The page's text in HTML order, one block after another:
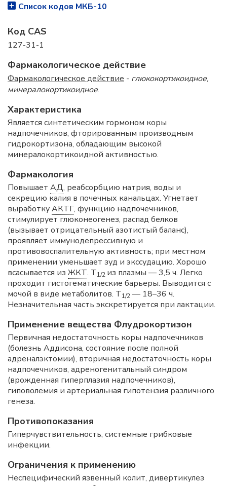
Список кодов МКБ-10
Код CAS
127-31-1
Фармакологическое действие
Фармакологическое действие - глюкокортикоидное,
минералокортикоидное.
Характеристика
Является синтетическим гормоном коры
надпочечников, фторированным производным
гидрокортизона, обладающим высокой
минералокортикоидной активностью.
Фармакология
Повышает АД, реабсорбцию натрия, воды и
секрецию калия в почечных канальцах. Угнетает
выработкуАКТГ, функцию надпочечников,
стимулирует глюконеогенез, распад белков
(вызывает отрицательный азотистый баланс),
проявляет иммунодепрессивную и
противовоспалительную активность; при местном
применении уменьшает зуд и экссудацию. Хорошо
всасывается из ЖКТ. T1/2 из плазмы — 3,5 ч. Легко
проходит гистогематические барьеры. Выводится с
мочой в виде метаболитов. T1/2 — 18–36 ч.
Незначительная часть экскретируется при лактации.
Применение вещества Флудрокортизон
Первичная недостаточность коры надпочечников
(болезнь Аддисона, состояние после полной
адреналэктомии), вторичная недостаточность коры
надпочечников, адреногенитальный синдром
(врожденная гиперплазия надпочечников),
гиповолемия и артериальная гипотензия различного
генеза.
Противопоказания
Гиперчувствительность, системные грибковые
инфекции.
Ограничения к применению
Неспецифический язвенный колит, дивертикулез